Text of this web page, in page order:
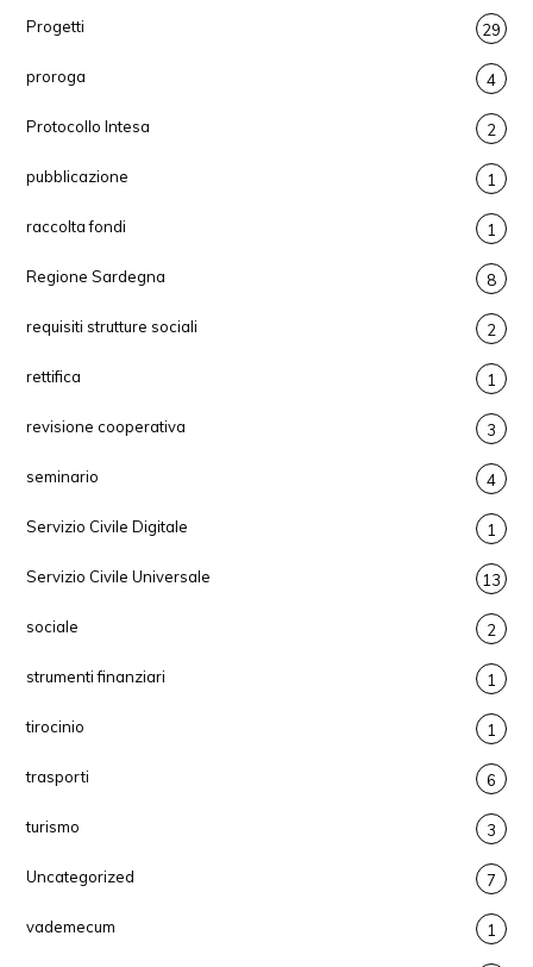
Progetti 29
proroga 4
Protocollo Intesa 2
pubblicazione 1
raccolta fondi 1
Regione Sardegna 8
requisiti strutture sociali 2
rettifica 1
revisione cooperativa 3
seminario 4
Servizio Civile Digitale 1
Servizio Civile Universale 13
sociale 2
strumenti finanziari 1
tirocinio 1
trasporti 6
turismo 3
Uncategorized 7
vademecum 1